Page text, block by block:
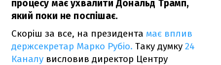
процесу має ухвалити Дональд Трамп,
який поки не поспішає.
Скоріш за все, на президента має вплив
держсекретар Марко Рубіо. Таку думку 24
Каналу висловив директор Центру